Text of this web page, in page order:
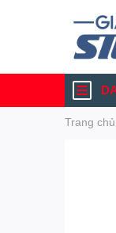
Trang chủ